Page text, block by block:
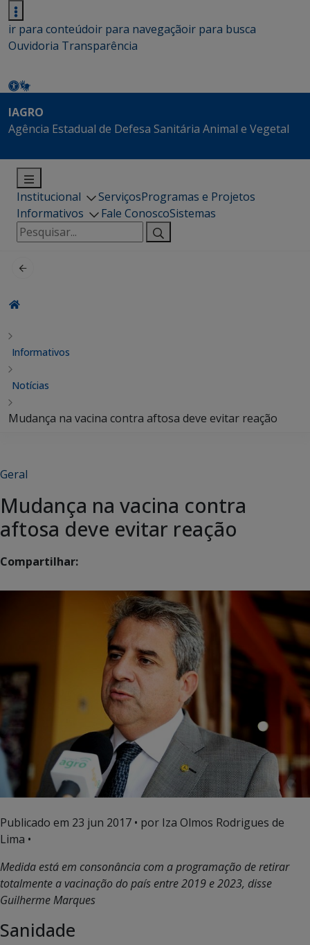
ir para conteúdoir para navegaçãoir para busca
Ouvidoria Transparência
IAGRO
Agência Estadual de Defesa Sanitária Animal e Vegetal
Institucional ServiçosProgramas e Projetos
Informativos
Fale ConoscoSistemas
Pesquisar
por:
Informativos
Notícias
Mudança na vacina contra aftosa deve evitar reação
Geral
Mudança na vacina contra
aftosa deve evitar reação
Compartilhar:
Publicado em 23 jun 2017 • por Iza Olmos Rodrigues de
Lima •
Medida está em consonância com a programação de retirar
totalmente a vacinação do país entre 2019 e 2023, disse
Guilherme Marques
Sanidade